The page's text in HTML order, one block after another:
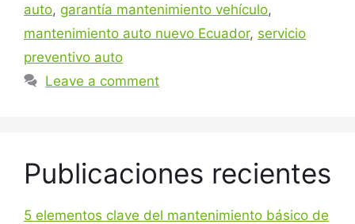
auto, garantía mantenimiento vehículo,
mantenimiento auto nuevo Ecuador, servicio
preventivo auto
Leave a comment
Publicaciones recientes
5 elementos clave del mantenimiento básico de